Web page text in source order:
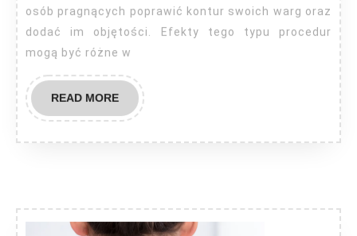
utrzymuje?
osób pragnących poprawić kontur swoich warg oraz
dodać im objętości. Efekty tego typu procedur
mogą być różne w
READ MOREREAD
MORE